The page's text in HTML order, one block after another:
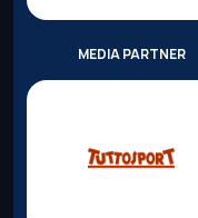
MEDIA PARTNER